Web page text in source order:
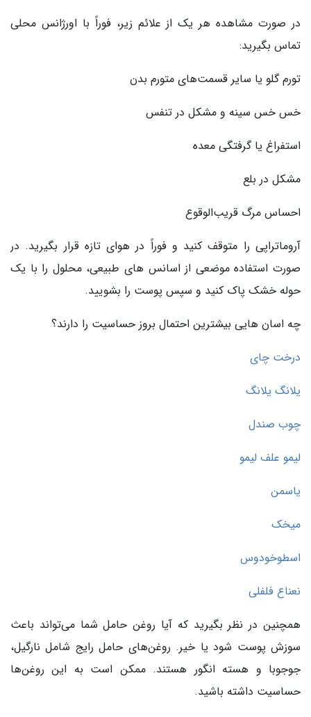
در صورت مشاهده هر یک از علائم زیر، فوراً با اورژانس محلی
تماس بگیرید:
تورم گلو یا سایر قسمت‌های متورم بدن
خس خس سینه و مشکل در تنفس
استفراغ یا گرفتگی معده
مشکل در بلع
احساس مرگ قریب‌الوقوع
آروماتراپی را متوقف کنید و فوراً در هوای تازه قرار بگیرید. در
صورت استفاده موضعی از اسانس های طبیعی، محلول را با یک
حوله خشک پاک کنید و سپس پوست را بشویید.
چه اسان هایی بیشترین احتمال بروز حساسیت را دارند؟
درخت چای
یلانگ یلانگ
چوب صندل
لیمو علف لیمو
یاسمن
میخک
اسطوخودوس
نعناع فلفلی
همچنین در نظر بگیرید که آیا روغن حامل شما می‌تواند باعث
سوزش پوست شود یا خیر. روغن‌های حامل رایج شامل نارگیل،
جوجوبا و هسته انگور هستند. ممکن است به این روغن‌ها
حساسیت داشته باشید.